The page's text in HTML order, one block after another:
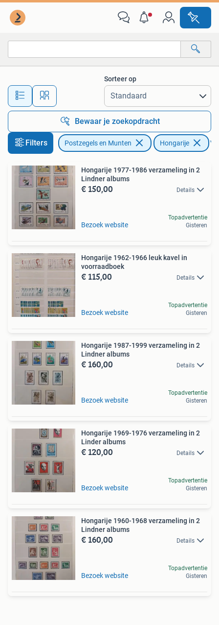
Alle afstanden…
Sorteer op
Bewaar je zoekopdracht
Filters Postzegels en Munten Hongarije
Hongarije 1977-1986 verzameling in 2
Lindner albums
€ 150,00 Details
Bezoek website
Topadvertentie
Gisteren
Hongarije 1962-1966 leuk kavel in
voorraadboek
€ 115,00 Details
Bezoek website
Topadvertentie
Gisteren
Hongarije 1987-1999 verzameling in 2
Lindner albums
€ 160,00 Details
Bezoek website
Topadvertentie
Gisteren
Hongarije 1969-1976 verzameling in 2
Linder albums
€ 120,00 Details
Bezoek website
Topadvertentie
Gisteren
Hongarije 1960-1968 verzameling in 2
Lindner albums
€ 160,00 Details
Bezoek website
Topadvertentie
Gisteren